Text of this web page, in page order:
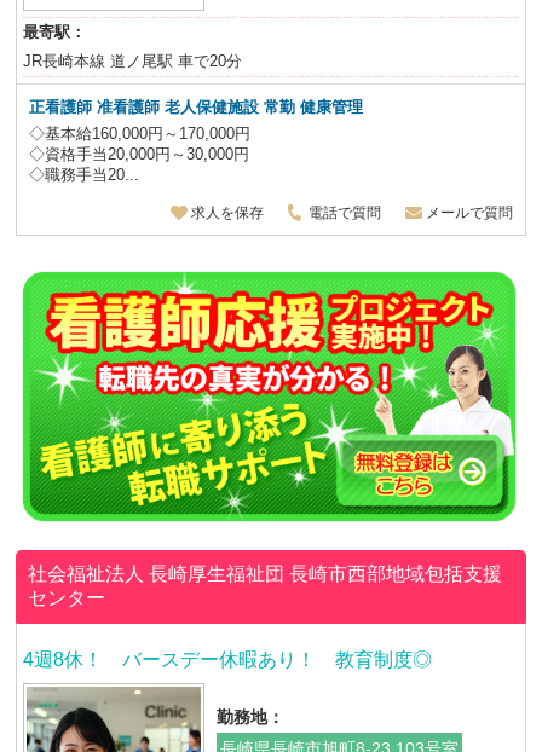
最寄駅：
JR長崎本線 道ノ尾駅 車で20分
正看護師 准看護師 老人保健施設常勤 健康管理
◇基本給160,000円～170,000円
◇資格手当20,000円～30,000円
◇職務手当20...
求人を保存 電話で質問 メールで質問
社会福祉法人 長崎厚生福祉団長崎市西部地域包括支援
センター
4週8休！ バースデー休暇あり！ 教育制度◎
勤務地：